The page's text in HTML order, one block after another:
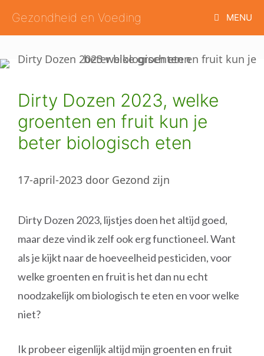
naar
de
inhoud
Gezondheid en Voeding MENU
Dirty Dozen 2023, welke
groenten en fruit kun je
beter biologisch eten
17-april-2023 door Gezond zijn
Dirty Dozen 2023, lijstjes doen het altijd goed,
maar deze vind ik zelf ook erg functioneel. Want
als je kijkt naar de hoeveelheid pesticiden, voor
welke groenten en fruit is het dan nu echt
noodzakelijk om biologisch te eten en voor welke
niet?
Ik probeer eigenlijk altijd mijn groenten en fruit